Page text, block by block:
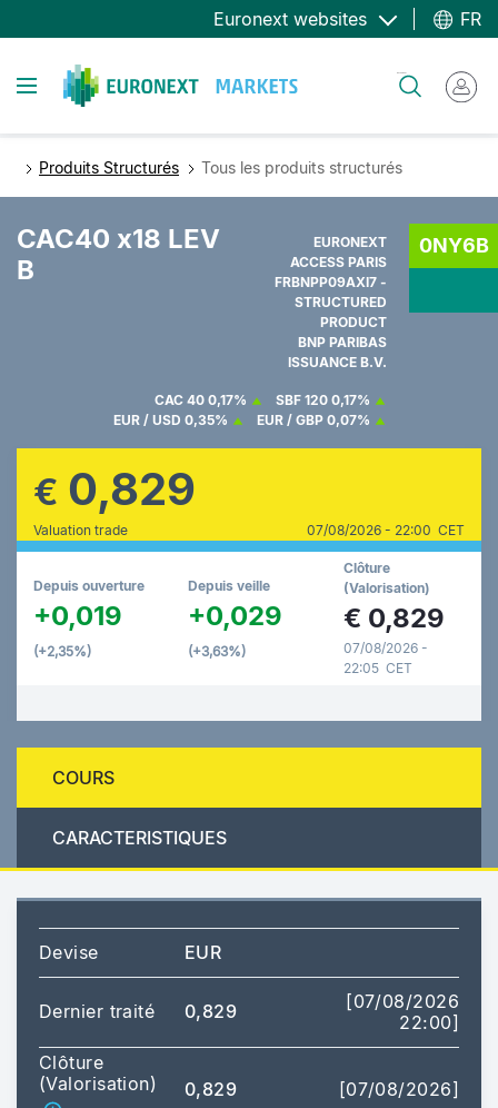
au
principal
Euronext websites FR
Toggle navigation
Produits Structurés Tous les produits structurés
CAC40 x18 LEV
B
EURONEXT
ACCESS PARIS
FRBNPP09AXI7 -
STRUCTURED
PRODUCT
BNP PARIBAS
ISSUANCE B.V.
0NY6B
CAC 40 0,17% SBF 120 0,17%
EUR / USD 0,35% EUR / GBP 0,07%
€ 0,829
Valuation trade 07/08/2026 - 22:00 CET
Depuis ouverture
+0,019
(+2,35%)
Depuis veille
+0,029
(+3,63%)
Clôture
(Valorisation)
€ 0,829
07/08/2026 -
22:05 CET
COURS
CARACTERISTIQUES
Devise EUR
Dernier traité 0,829
[07/08/2026
22:00]
Clôture
(Valorisation)
0,829 [07/08/2026]